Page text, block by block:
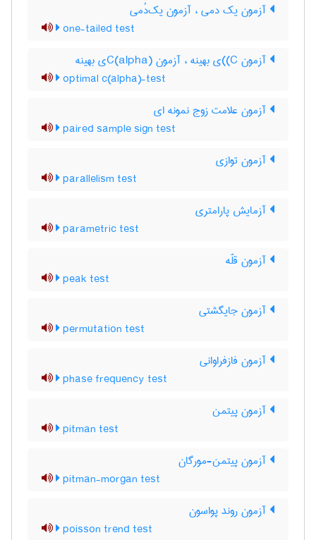
آزمون یک دمی ، آزمون یک‌دُمی
one-tailed test
آزمون C)‌)ی بهینه ، آزمون C(‌‌a‌l‌p‌h‌a)ی بهینه
optimal c(alpha)-test
آزمون علامت زوج نمونه ای
paired sample sign test
آزمون توازی
parallelism test
آزمایش پارامتری
parametric test
آزمون قلّه
peak test
آزمون جایگشتی
permutation test
آزمون فازفراوانی
phase frequency test
آزمون پیتمن
pitman test
آزمون پیتمن-مورگان
pitman-morgan test
آزمون روند پواسون
poisson trend test